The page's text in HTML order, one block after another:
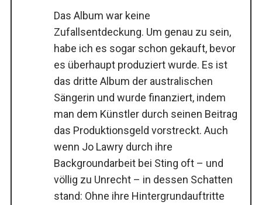
Das Album war keine
Zufallsentdeckung. Um genau zu sein,
habe ich es sogar schon gekauft, bevor
es überhaupt produziert wurde. Es ist
das dritte Album der australischen
Sängerin und wurde finanziert, indem
man dem Künstler durch seinen Beitrag
das Produktionsgeld vorstreckt. Auch
wenn Jo Lawry durch ihre
Backgroundarbeit bei Sting oft – und
völlig zu Unrecht – in dessen Schatten
stand: Ohne ihre Hintergrundauftritte